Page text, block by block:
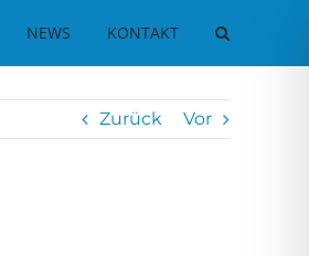
NEWS KONTAKT
Zurück Vor